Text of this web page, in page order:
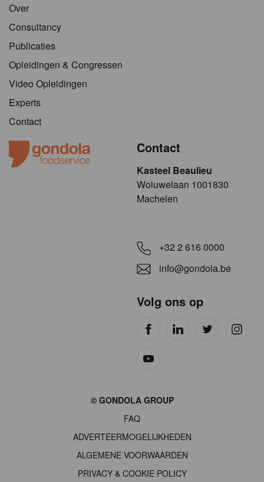
Over
Consultancy
Publicaties
Opleidingen & Congressen
Video Opleidingen
Experts
Contact
Contact
Kasteel Beaulieu
​​​Woluwelaan 1001830
Machelen
+32 2 616 0000
info@gondola.be
Volg ons op
© GONDOLA GROUP
FAQ
ADVERTEERMOGELIJKHEDEN
ALGEMENE VOORWAARDEN
PRIVACY & COOKIE POLICY